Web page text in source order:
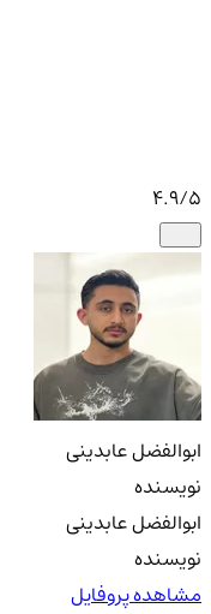
4.9/5
ابوالفضل عابدینی
نویسنده
ابوالفضل عابدینی
نویسنده
مشاهده پروفایل